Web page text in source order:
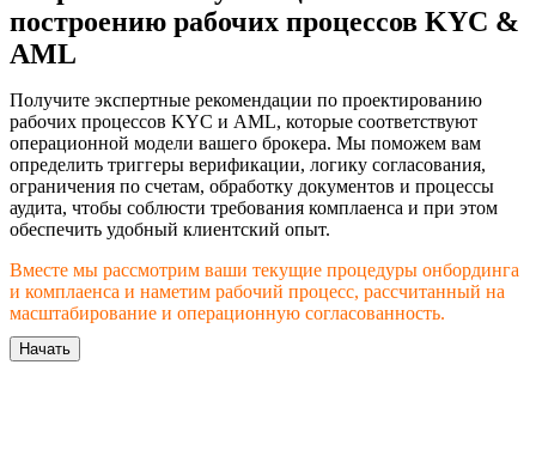
построению рабочих процессов KYC &
AML
Получите экспертные рекомендации по проектированию
рабочих процессов KYC и AML, которые соответствуют
операционной модели вашего брокера. Мы поможем вам
определить триггеры верификации, логику согласования,
ограничения по счетам, обработку документов и процессы
аудита, чтобы соблюсти требования комплаенса и при этом
обеспечить удобный клиентский опыт.
Вместе мы рассмотрим ваши текущие процедуры онбординга
и комплаенса и наметим рабочий процесс, рассчитанный на
масштабирование и операционную согласованность.
Начать